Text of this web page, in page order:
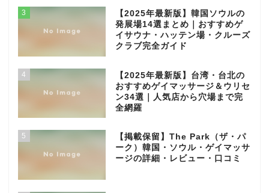
3
【2025年最新版】韓国ソウルの
発展場14選まとめ｜おすすめゲ
イサウナ・ハッテン場・クルーズ
クラブ完全ガイド
4
【2025年最新版】台湾・台北の
おすすめゲイマッサージ＆ウリセ
ン34選｜人気店から穴場まで完
全網羅
5
【掲載保留】The Park（ザ・パ
ーク）韓国・ソウル・ゲイマッサ
ージの詳細・レビュー・口コミ